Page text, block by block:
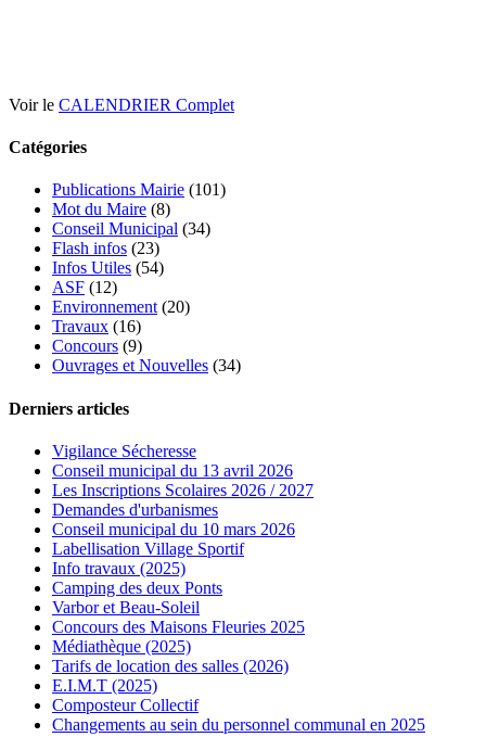
Voir le CALENDRIER Complet
Catégories
Publications Mairie (101)
Mot du Maire (8)
Conseil Municipal (34)
Flash infos (23)
Infos Utiles (54)
ASF (12)
Environnement (20)
Travaux (16)
Concours (9)
Ouvrages et Nouvelles (34)
Derniers articles
Vigilance Sécheresse
Conseil municipal du 13 avril 2026
Les Inscriptions Scolaires 2026 / 2027
Demandes d'urbanismes
Conseil municipal du 10 mars 2026
Labellisation Village Sportif
Info travaux (2025)
Camping des deux Ponts
Varbor et Beau-Soleil
Concours des Maisons Fleuries 2025
Médiathèque (2025)
Tarifs de location des salles (2026)
E.I.M.T (2025)
Composteur Collectif
Changements au sein du personnel communal en 2025